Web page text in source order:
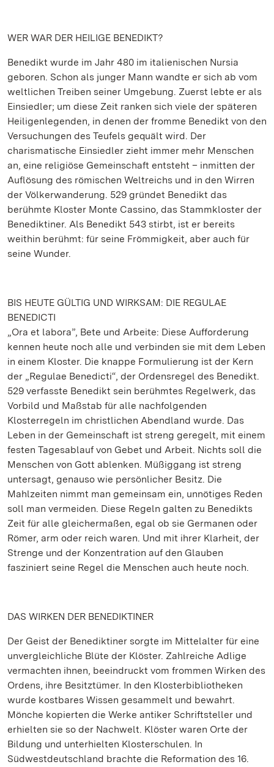
WER WAR DER HEILIGE BENEDIKT?
Benedikt wurde im Jahr 480 im italienischen Nursia
geboren. Schon als junger Mann wandte er sich ab vom
weltlichen Treiben seiner Umgebung. Zuerst lebte er als
Einsiedler; um diese Zeit ranken sich viele der späteren
Heiligenlegenden, in denen der fromme Benedikt von den
Versuchungen des Teufels gequält wird. Der
charismatische Einsiedler zieht immer mehr Menschen
an, eine religiöse Gemeinschaft entsteht – inmitten der
Auflösung des römischen Weltreichs und in den Wirren
der Völkerwanderung. 529 gründet Benedikt das
berühmte Kloster Monte Cassino, das Stammkloster der
Benediktiner. Als Benedikt 543 stirbt, ist er bereits
weithin berühmt: für seine Frömmigkeit, aber auch für
seine Wunder.
BIS HEUTE GÜLTIG UND WIRKSAM: DIE REGULAE
BENEDICTI
„Ora et labora”, Bete und Arbeite: Diese Aufforderung
kennen heute noch alle und verbinden sie mit dem Leben
in einem Kloster. Die knappe Formulierung ist der Kern
der „Regulae Benedicti“, der Ordensregel des Benedikt.
529 verfasste Benedikt sein berühmtes Regelwerk, das
Vorbild und Maßstab für alle nachfolgenden
Klosterregeln im christlichen Abendland wurde. Das
Leben in der Gemeinschaft ist streng geregelt, mit einem
festen Tagesablauf von Gebet und Arbeit. Nichts soll die
Menschen von Gott ablenken. Müßiggang ist streng
untersagt, genauso wie persönlicher Besitz. Die
Mahlzeiten nimmt man gemeinsam ein, unnötiges Reden
soll man vermeiden. Diese Regeln galten zu Benedikts
Zeit für alle gleichermaßen, egal ob sie Germanen oder
Römer, arm oder reich waren. Und mit ihrer Klarheit, der
Strenge und der Konzentration auf den Glauben
fasziniert seine Regel die Menschen auch heute noch.
DAS WIRKEN DER BENEDIKTINER
Der Geist der Benediktiner sorgte im Mittelalter für eine
unvergleichliche Blüte der Klöster. Zahlreiche Adlige
vermachten ihnen, beeindruckt vom frommen Wirken des
Ordens, ihre Besitztümer. In den Klosterbibliotheken
wurde kostbares Wissen gesammelt und bewahrt.
Mönche kopierten die Werke antiker Schriftsteller und
erhielten sie so der Nachwelt. Klöster waren Orte der
Bildung und unterhielten Klosterschulen. In
Südwestdeutschland brachte die Reformation des 16.